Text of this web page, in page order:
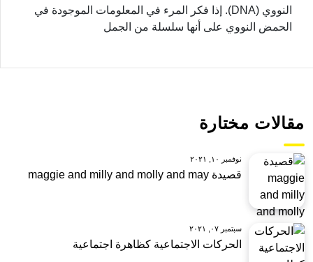
النووي (DNA). إذا فكر المرء في المعلومات الموجودة في
الحمض النووي على أنها سلسلة من الجمل
مقالات مختارة
نوفمبر ١٠, ٢٠٢١
قصيدة maggie and milly and molly and may
سبتمبر ٠٧, ٢٠٢١
الحركات الاجتماعية كظاهرة اجتماعية